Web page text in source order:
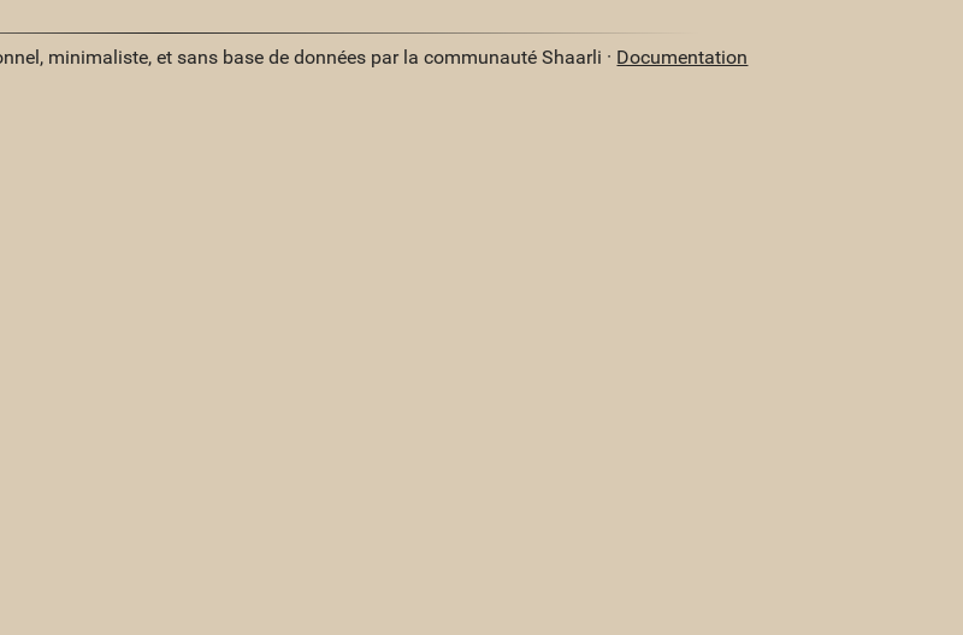
minimaliste, et sans base de données par la communauté Shaarli · Documentation